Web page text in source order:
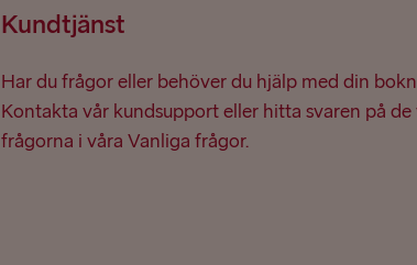
Dublin → Holyhead
Kundtjänst
Har du frågor eller behöver du hjälp med din
Kontakta vår kundsupport eller hitta svaren på de
frågorna i våra Vanliga frågor.